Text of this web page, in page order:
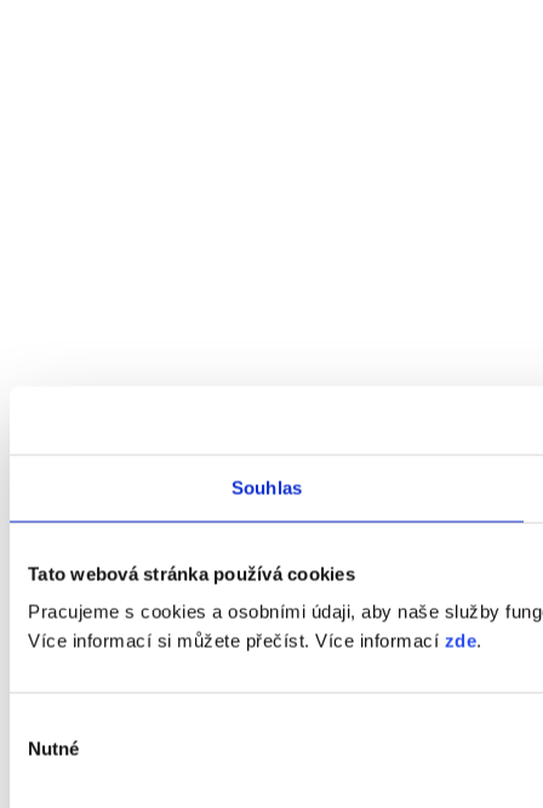
Souhlas
Tato webová stránka používá cookies
Pracujeme s cookies a osobními údaji, aby naše služby
Více informací si můžete přečíst. Více informací zde.
souhlasu
Nutné